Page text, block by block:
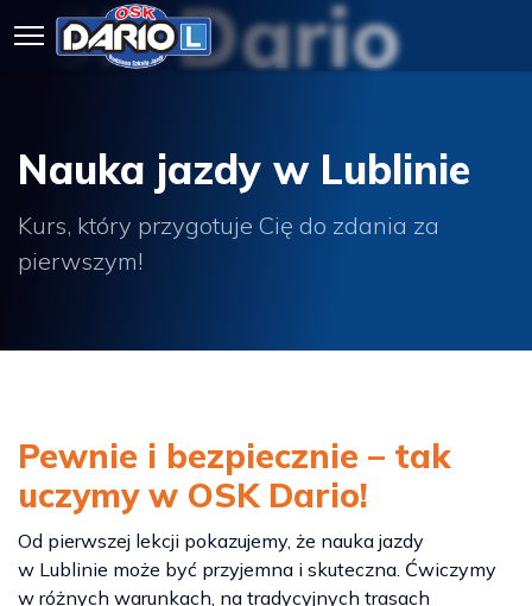
Nauka jazdy w Lublinie
Kurs, który przygotuje Cię do zdania za
pierwszym!
Dario
Pewnie i bezpiecznie – tak
uczymy w OSK Dario!
Od pierwszej lekcji pokazujemy, że nauka jazdy
w Lublinie może być przyjemna i skuteczna. Ćwiczymy
w różnych warunkach, na tradycyjnych trasach